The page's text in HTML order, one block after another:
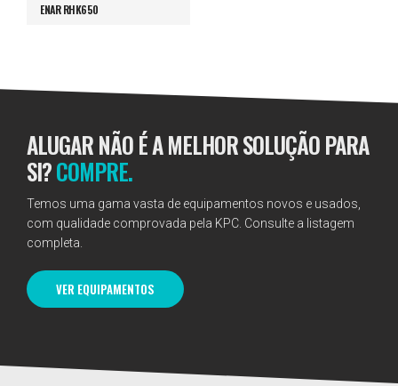
ENAR RHK650
ALUGAR NÃO É A MELHOR SOLUÇÃO PARA
SI?COMPRE.
Temos uma gama vasta de equipamentos novos e usados,
com qualidade comprovada pela KPC. Consulte a listagem
completa.
VER EQUIPAMENTOS